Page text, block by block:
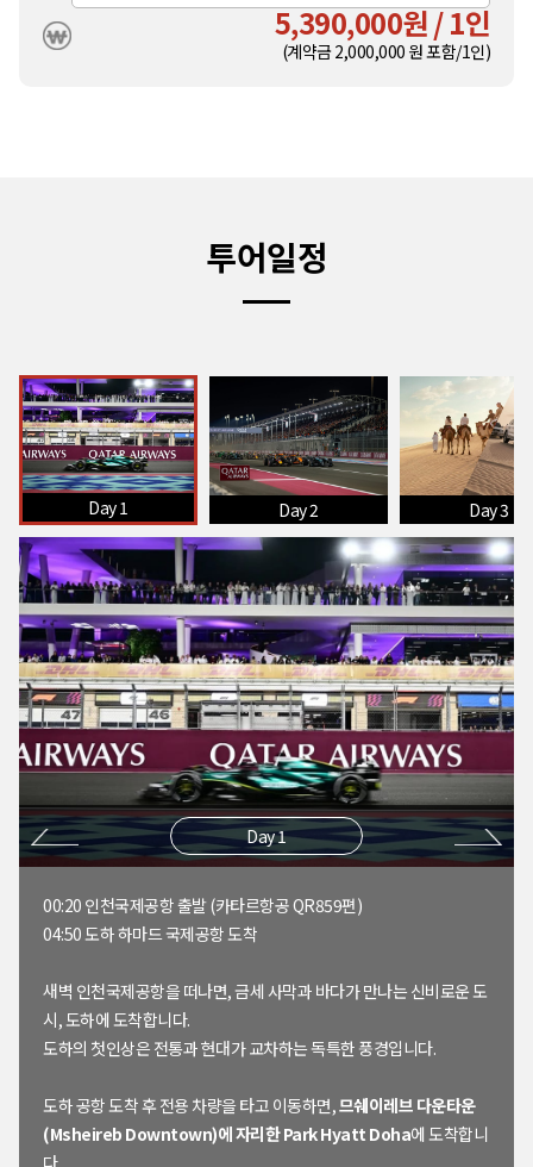
5,390,000원 / 1인
(계약금2,000,000 원 포함/1인)
투어일정
Day 1 Day 2 Day 3
Day 1
00:20 인천국제공항 출발 (카타르항공 QR859편)
04:50 도하 하마드 국제공항 도착
새벽 인천국제공항을 떠나면, 금세 사막과 바다가 만나는 신비로운 도
시, 도하에 도착합니다.
도하의 첫인상은 전통과 현대가 교차하는 독특한 풍경입니다.
도하 공항 도착 후 전용 차량을 타고 이동하면,므쉐이레브 다운타운
(Msheireb Downtown)에 자리한 Park Hyatt Doha에 도착합니